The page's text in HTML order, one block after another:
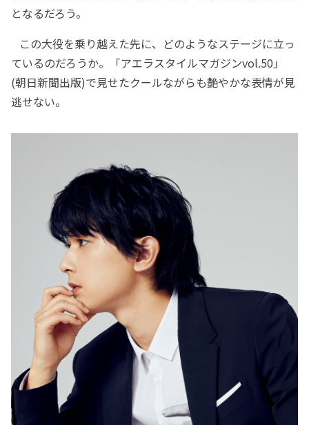
となるだろう。
この大役を乗り越えた先に、どのようなステージに立っ
ているのだろうか。「アエラスタイルマガジンvol.50」
(朝日新聞出版)で見せたクールながらも艶やかな表情が見
逃せない。